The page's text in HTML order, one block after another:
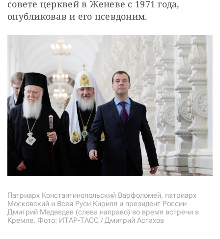
совете церквей в Женеве с 1971 года,
опубликовав и его псевдоним.
Патриарх Константинопольский Варфоломей, патриарх
Московский и Всея Руси Кирилл и президент России
Дмитрий Медведев (слева направо) во время встречи в
Кремле. Фото: ИТАР-ТАСС / Дмитрий Астахов